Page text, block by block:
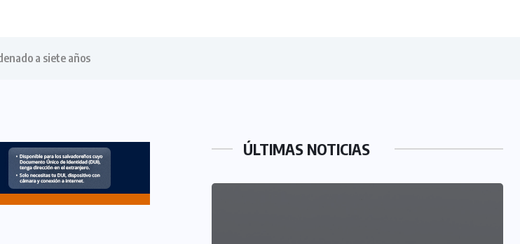
a siete años
ÚLTIMAS NOTICIAS
23 FEBRERO, 2024